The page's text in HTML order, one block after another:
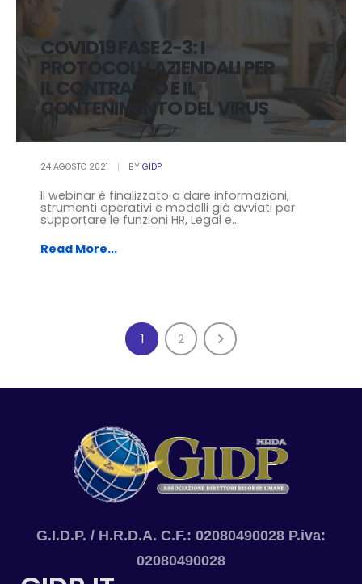
COVID19 FASE 2-3: I
PROTOCOLLI AZIENDALI PER
IL CONTRASTO E IL
CONTENIMENTO DEL VIRUS
24 AGOSTO 2021 BY GIDP
Il webinar è finalizzato a dare informazioni,
strumenti operativi e modelli già avviati per
supportare le funzioni HR, Legal e...
Read More...
1 2
G.I.D.P. / H.R.D.A. C.F.: 02080490028 P.iva:
02080490028